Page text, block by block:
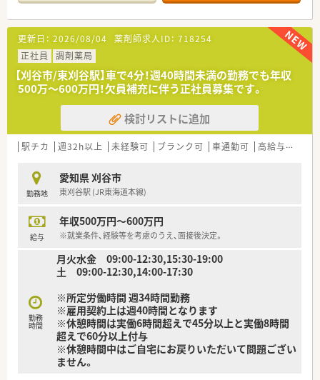
【店舗情報と応需状況について】
■東海道本線の東刈谷駅から車で4分ほどの場所にあり、内科や
呼吸器科などの処方箋をメインに受け付けています。
■1日あたりの処方箋応需枚数は60枚から70枚程度となってお
り、無理のないペースで患者様とじっくり向き合うことが可能で
す。
■薬剤師は正社員が2名とパートが1名在籍しており、常時1名か
ら2名体制に加えて事務スタッフも配置され手厚い人員体制で
す。
【法人特徴について】
■愛知県内を中心に地域密着型の薬局を展開しており、患者様の
します。
■経営トップとの風通しが大変良く、フランクで何でも意見を言
いやすいアットホームな社風が魅力的な働きやすい企業風土で
■就業規則にも柔軟性を持たせており、現場の判断を尊重しなが
ら従業員一人ひとりが働きやすい環境づくりに力を入れていま
【職場環境と雰囲気】
おり、人間関係のストレスを感じることなく笑顔で働ける職場環
境です。
■経営トップが定期的に店舗へ足を運びフランクに声をかけて
くれるため、現場の意見や要望を伝えやすい風通しの良い職場で
す。
■服装の規定も比較的自由であり、派手すぎないものであれば上
更新日： 2026/08/04 薬剤師求人ID： 718254
正社員
調剤薬局
【刈谷市/東刈谷駅】車で4分！週40時間未満の勤務でも年収
500万〜600万円！欠員補充に伴う正社員募集です。
検討リストに追加
駅チカ 週32h以上 未経験可 ブランク可 車通勤可 高給与(600万円以上)
勤務地
愛知県 刈谷市
東刈谷駅 (JR東海道本線)
給与
年収500万円～600万円
※就業条件、経験等を考慮のうえ、面接後決定。
勤務
時間
月火水金 09:00-12:30,15:30-19:00
土 09:00-12:30,14:00-17:30
※所定労働時間 週34時間勤務
※雇用契約上は週40時間となります
※休憩時間は実働6時間超えで45分以上と実働8時間
超えで60分以上付与
※休憩時間中はご自宅にお戻りいただいて問題ござい
ません。